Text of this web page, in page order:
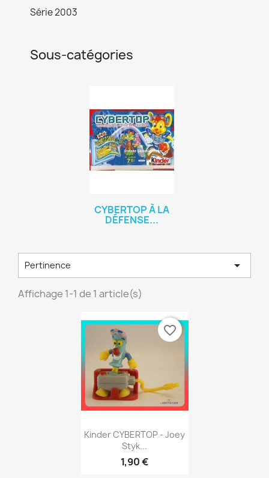
Série 2003
Sous-catégories
CYBERTOP À LA
DÉFENSE...
Pertinence 
Affichage 1-1 de 1 article(s)
Aperçu rapide
Kinder CYBERTOP - Joey
Styk...
1,90 €
favorite_border